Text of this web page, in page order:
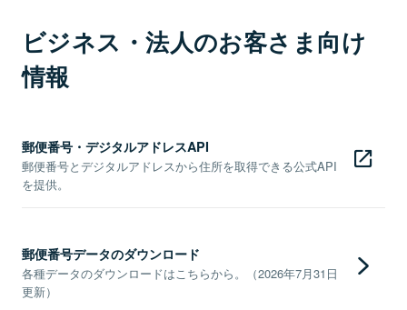
ビジネス・法人のお客さま向け
情報
郵便番号・デジタルアドレスAPI
郵便番号とデジタルアドレスから住所を取得できる公式API
を提供。
郵便番号データのダウンロード
各種データのダウンロードはこちらから。（2026年7月31日
更新）